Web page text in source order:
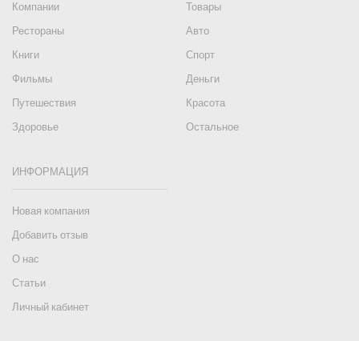
Компании
Товары
Рестораны
Авто
Книги
Спорт
Фильмы
Деньги
Путешествия
Красота
Здоровье
Остальное
ИНФОРМАЦИЯ
Новая компания
Добавить отзыв
О нас
Статьи
Личный кабинет